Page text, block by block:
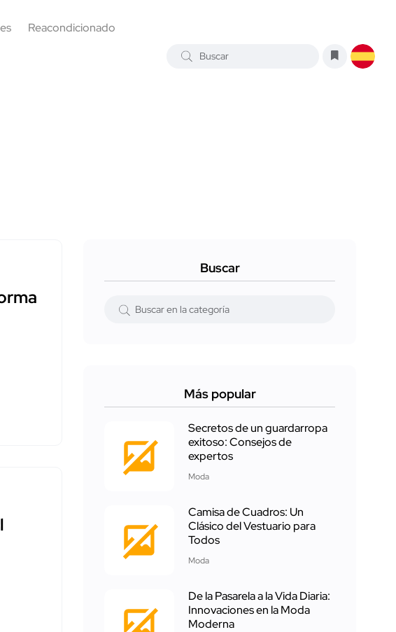
Reacondicionado
Buscar
Más popular
Secretos de un guardarropa
exitoso: Consejos de
expertos
Moda
Camisa de Cuadros: Un
Clásico del Vestuario para
Todos
Moda
De la Pasarela a la Vida Diaria:
Innovaciones en la Moda
Moderna